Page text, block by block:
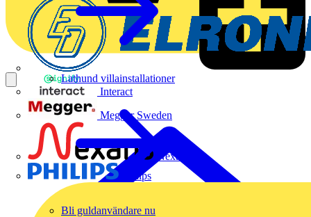
Interact
Megger Sweden
Nexans
Philips
Lathund villainstallationer
Bli guldanvändare nu